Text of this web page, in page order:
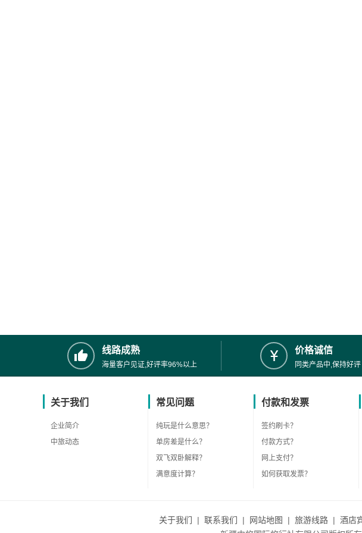
线路成熟
海量客户见证,好评率96%以上
价格诚信
同类产品中,保持好评
关于我们
企业简介
中旅动态
常见问题
纯玩是什么意思？
单房差是什么？
双飞双卧解释？
满意度计算？
付款和发票
签约刷卡？
付款方式？
网上支付？
如何获取发票？
关于我们 | 联系我们 | 网站地图 | 旅游线路 | 酒店